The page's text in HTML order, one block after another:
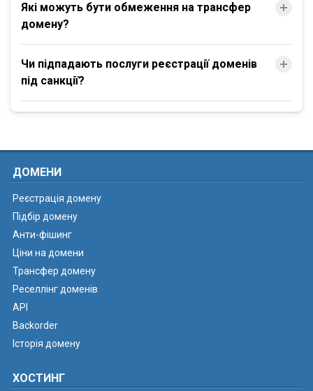
Які можуть бути обмеження на трансфер
домену?
Чи підпадають послуги реєстрації доменів
під санкції?
ДОМЕНИ
Реєстрація домену
Підбір домену
Анти-фішинг
Ціни на домени
Трансфер домену
Реселлінг доменів
API
Backorder
Історія домену
ХОСТИНГ